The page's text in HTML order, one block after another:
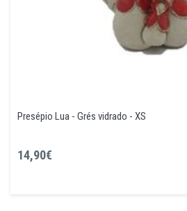
Presépio Lua - Grés vidrado - XS
14,90€